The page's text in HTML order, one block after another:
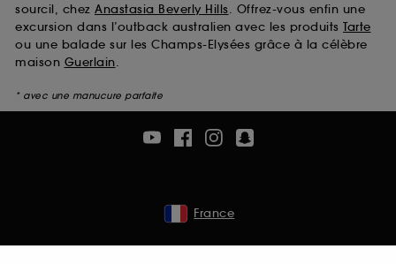
sourcil, chez Anastasia Beverly Hills. Offrez-vous enfin une
excursion dans l’outback australien avec les produits Tarte
ou une balade sur les Champs-Elysées grâce à la célèbre
maison Guerlain.
* avec une manucure parfaite
France